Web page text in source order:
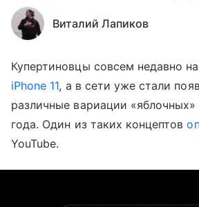
Виталий Лапиков
Купертиновцы совсем недавно
iPhone 11, а в сети уже стали
различные вариации «яблочных»
года. Один из таких концептов
YouTube.